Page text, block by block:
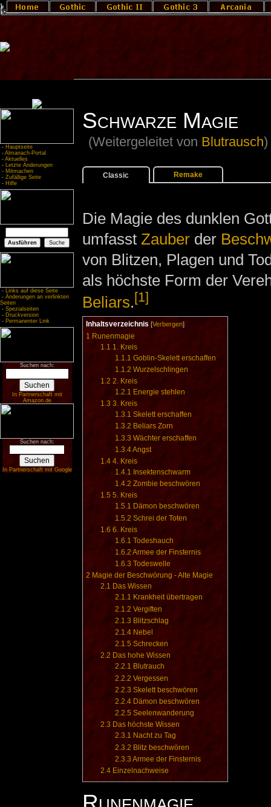
- Hauptseite
- Almanach-Portal
- Aktuelles
- Letzte Änderungen
- Mitmachen
- Zufällige Seite
- Hilfe
- Links auf diese Seite
- Änderungen an verlinkten
Seiten
- Spezialseiten
- Druckversion
- Permanenter Link
Suchen nach:
In Partnerschaft mit
Amazon.de
Suchen nach:
In Partnerschaft mit Google
Schwarze Magie
(Weitergeleitet von Blutrausch)
Classic Remake
Die Magie des dunklen
umfasst Zauberder
von Blitzen, Plagen und
als höchste Form der
Beliars.[1]
Inhaltsverzeichnis [Verbergen]
1 Runenmagie
1.1 1. Kreis
1.1.1 Goblin-Skelett erschaffen
1.1.2 Wurzelschlingen
1.2 2. Kreis
1.2.1 Energie stehlen
1.3 3. Kreis
1.3.1 Skelett erschaffen
1.3.2 Beliars Zorn
1.3.3 Wächter erschaffen
1.3.4Angst
1.4 4. Kreis
1.4.1 Insektenschwarm
1.4.2 Zombie beschwören
1.5 5. Kreis
1.5.1 Dämon beschwören
1.5.2 Schrei der Toten
1.6 6. Kreis
1.6.1 Todeshauch
1.6.2 Armee der Finsternis
1.6.3 Todeswelle
2 Magie der Beschwörung - Alte Magie
2.1 Das Wissen
2.1.1 Krankheit übertragen
2.1.2 Vergiften
2.1.3 Blitzschlag
2.1.4 Nebel
2.1.5 Schrecken
2.2 Das hohe Wissen
2.2.1 Blutrauch
2.2.2 Vergessen
2.2.3 Skelett beschwören
2.2.4 Dämon beschwören
2.2.5 Seelenwanderung
2.3 Das höchste Wissen
2.3.1 Nacht zu Tag
2.3.2 Blitz beschwören
2.3.3 Armee der Finsternis
2.4 Einzelnachweise